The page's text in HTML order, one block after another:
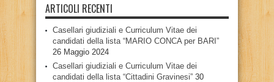
ARTICOLI RECENTI
Casellari giudiziali e Curriculum Vitae dei
candidati della lista “MARIO CONCA per BARI”
26 Maggio 2024
Casellari giudiziali e Curriculum Vitae dei
candidati della lista “Cittadini Gravinesi” 30